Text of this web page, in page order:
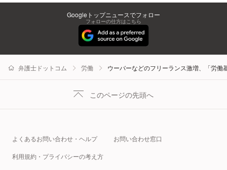
Googleトップニュースでフォロー
フォローの仕方はこちら
弁護士ドットコム 労働 ウーバーなどのフリーランス激増、「労働
このページの先頭へ
よくあるお問い合わせ・ヘルプ お問い合わせ窓口
利用規約・プライバシーの考え方